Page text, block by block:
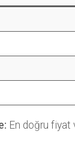
En doğru